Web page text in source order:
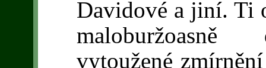
Davidové a jiní. Ti
vytoužené